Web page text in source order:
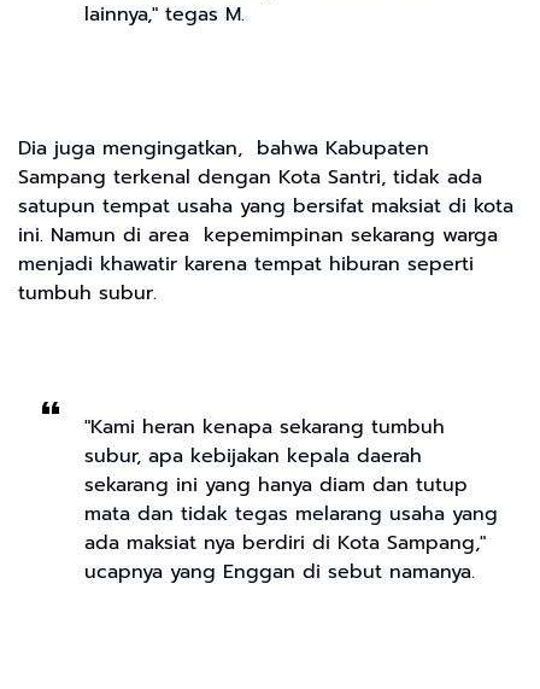
lainnya," tegas M.
Dia juga mengingatkan, bahwa Kabupaten
Sampang terkenal dengan Kota Santri, tidak ada
satupun tempat usaha yang bersifat maksiat di kota
ini. Namun di area kepemimpinan sekarang warga
menjadi khawatir karena tempat hiburan seperti
tumbuh subur.
"Kami heran kenapa sekarang tumbuh
subur, apa kebijakan kepala daerah
sekarang ini yang hanya diam dan tutup
mata dan tidak tegas melarang usaha yang
ada maksiat nya berdiri di Kota Sampang,"
ucapnya yang Enggan di sebut namanya.